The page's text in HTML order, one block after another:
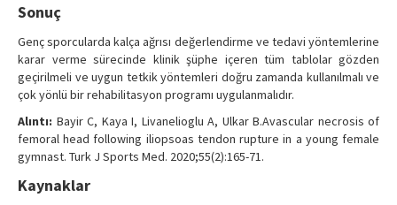
Sonuç
Genç sporcularda kalça ağrısı değerlendirme ve tedavi yöntemlerine
karar verme sürecinde klinik şüphe içeren tüm tablolar gözden
geçirilmeli ve uygun tetkik yöntemleri doğru zamanda kullanılmalı ve
çok yönlü bir rehabilitasyon programı uygulanmalıdır.
Alıntı: Bayir C, Kaya I, Livanelioglu A, Ulkar B.Avascular necrosis of
femoral head following iliopsoas tendon rupture in a young female
gymnast. Turk J Sports Med. 2020;55(2):165-71.
Kaynaklar